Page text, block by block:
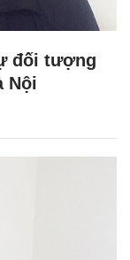
đối tượng
Nội